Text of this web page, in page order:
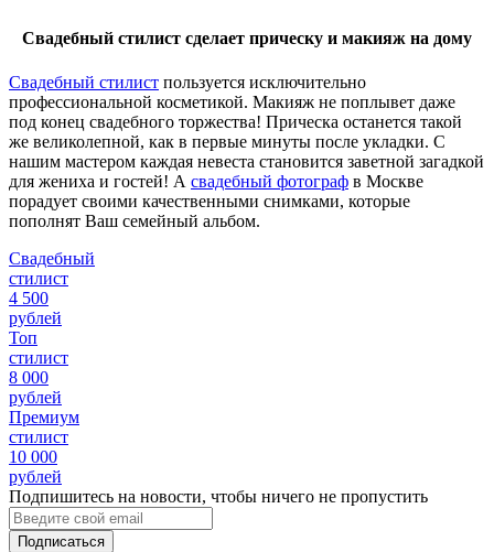
Свадебный стилист сделает прическу и макияж на дому
Свадебный стилист пользуется исключительно
профессиональной косметикой. Макияж не поплывет даже
под конец свадебного торжества! Прическа останется такой
же великолепной, как в первые минуты после укладки. С
нашим мастером каждая невеста становится заветной загадкой
для жениха и гостей! А свадебный фотограф в Москве
порадует своими качественными снимками, которые
пополнят Ваш семейный альбом.
Свадебный
стилист
4 500
рублей
Топ
стилист
8 000
рублей
Премиум
стилист
10 000
рублей
Подпишитесь на новости, чтобы ничего не пропустить
Подписаться